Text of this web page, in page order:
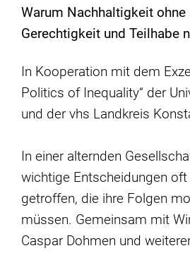
Warum Nachhaltigkeit ohne
Gerechtigkeit und Teilhabe
In Kooperation mit dem
Politics of Inequality“ der
und der vhs Landkreis
In einer alternden
wichtige Entscheidungen oft
getroffen, die ihre Folgen
müssen. Gemeinsam mit
Caspar Dohmen und